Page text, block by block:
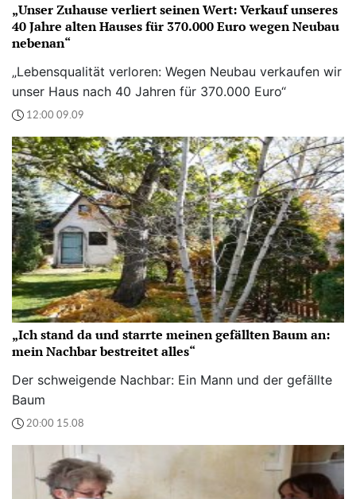
„Unser Zuhause verliert seinen Wert: Verkauf unseres
40 Jahre alten Hauses für 370.000 Euro wegen Neubau
nebenan“
„Lebensqualität verloren: Wegen Neubau verkaufen wir
unser Haus nach 40 Jahren für 370.000 Euro“
12:00 09.09
„Ich stand da und starrte meinen gefällten Baum an:
mein Nachbar bestreitet alles“
Der schweigende Nachbar: Ein Mann und der gefällte
Baum
20:00 15.08